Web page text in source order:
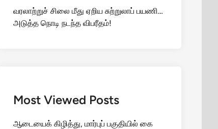
வரலாற்றுச் சிலை மீது ஏறிய சுற்றுலாப் பயணி…
அடுத்த நொடி நடந்த விபரீதம்!
Most Viewed Posts
ஆடையைக் கிழித்து, மார்புப் பகுதியில் கை